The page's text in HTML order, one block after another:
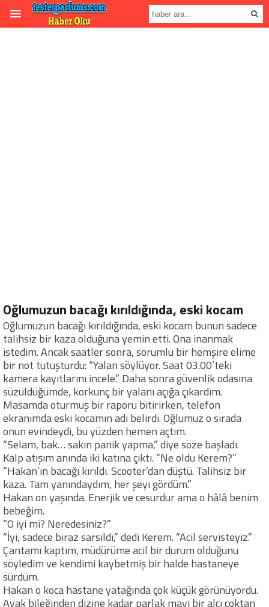
Oğlumuzun bacağı kırıldığında, eski kocam
Oğlumuzun bacağı kırıldığında, eski kocam bunun sadece
talihsiz bir kaza olduğuna yemin etti. Ona inanmak
istedim. Ancak saatler sonra, sorumlu bir hemşire elime
bir not tutuşturdu: “Yalan söylüyor. Saat 03.00’teki
kamera kayıtlarını incele.” Daha sonra güvenlik odasına
süzüldüğümde, korkunç bir yalanı açığa çıkardım.
Masamda oturmuş bir raporu bitirirken, telefon
ekranımda eski kocamın adı belirdi. Oğlumuz o sırada
onun evindeydi, bu yüzden hemen açtım.
“Selam, bak… sakın panik yapma,” diye söze başladı.
Kalp atışım anında iki katına çıktı. “Ne oldu Kerem?”
“Hakan’ın bacağı kırıldı. Scooter’dan düştü. Talihsiz bir
kaza. Tam yanındaydım, her şeyi gördüm.”
Hakan on yaşında. Enerjik ve cesurdur ama o hâlâ benim
bebeğim.
“O iyi mi? Neredesiniz?”
“İyi, sadece biraz sarsıldı,” dedi Kerem. “Acil servisteyiz.”
Çantamı kaptım, müdürüme acil bir durum olduğunu
söyledim ve kendimi kaybetmiş bir halde hastaneye
sürdüm.
Hakan o koca hastane yatağında çok küçük görünüyordu.
Ayak bileğinden dizine kadar parlak mavi bir alçı çoktan